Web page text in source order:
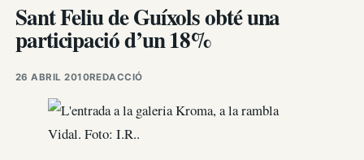
Sant Feliu de Guíxols obté una
participació d’un 18%
26 ABRIL 2010REDACCIÓ